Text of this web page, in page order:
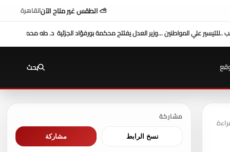
⛅ الطقس غير متاح الآنالقاهرة
السيطرة الكاملة على حريق محدود بعيادة مدينةأبو الشيخ يكتب : أداء وزارة العدل
بحث
مشاركة
نسخ الرابط مشاركة